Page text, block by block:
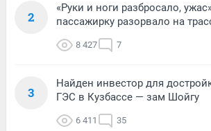
2
«Руки и ноги разбросало,
пассажирку разорвало на
8 427 7
3
Найден инвестор для
ГЭС в Кузбассе — зам Шойгу
6 411 35